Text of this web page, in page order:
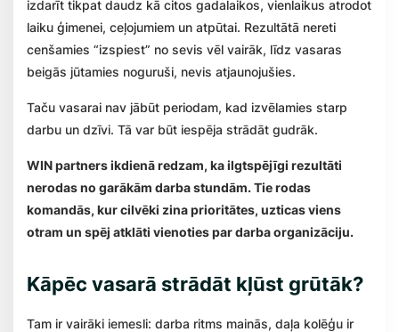
izdarīt tikpat daudz kā citos gadalaikos, vienlaikus atrodot
laiku ģimenei, ceļojumiem un atpūtai. Rezultātā nereti
cenšamies “izspiest” no sevis vēl vairāk, līdz vasaras
beigās jūtamies noguruši, nevis atjaunojušies.
Taču vasarai nav jābūt periodam, kad izvēlamies starp
darbu un dzīvi. Tā var būt iespēja strādāt gudrāk.
WIN partners ikdienā redzam, ka ilgtspējīgi rezultāti
nerodas no garākām darba stundām. Tie rodas
komandās, kur cilvēki zina prioritātes, uzticas viens
otram un spēj atklāti vienoties par darba organizāciju.
Kāpēc vasarā strādāt kļūst grūtāk?
Tam ir vairāki iemesli: darba ritms mainās, daļa kolēģu ir